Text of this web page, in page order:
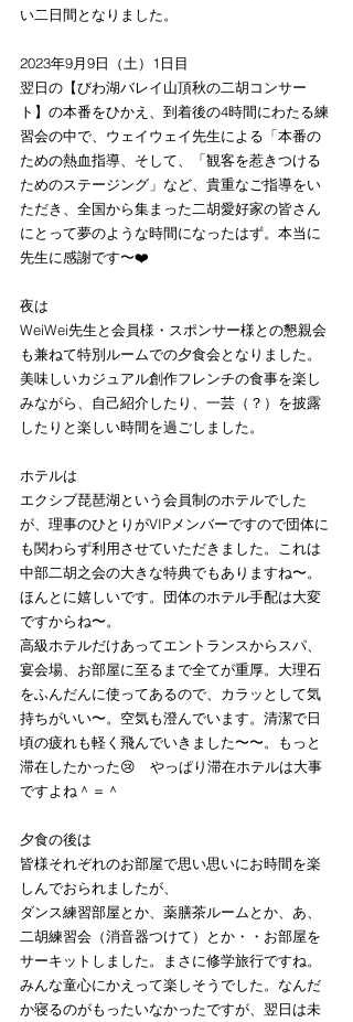
い二日間となりました。
2023年9月9日（土）1日目
翌日の【びわ湖バレイ山頂秋の二胡コンサー
ト】の本番をひかえ、到着後の4時間にわたる練
習会の中で、ウェイウェイ先生による「本番の
ための熱血指導、そして、「観客を惹きつける
ためのステージング」など、貴重なご指導をい
ただき、全国から集まった二胡愛好家の皆さん
にとって夢のような時間になったはず。本当に
先生に感謝です〜❤️
夜は
WeiWei先生と会員様・スポンサー様との懇親会
も兼ねて特別ルームでの夕食会となりました。
美味しいカジュアル創作フレンチの食事を楽し
みながら、自己紹介したり、一芸（？）を披露
したりと楽しい時間を過ごしました。
ホテルは
エクシブ琵琶湖という会員制のホテルでした
が、理事のひとりがVIPメンバーですので団体に
も関わらず利用させていただきました。これは
中部二胡之会の大きな特典でもありますね〜。
ほんとに嬉しいです。団体のホテル手配は大変
ですからね〜。
高級ホテルだけあってエントランスからスパ、
宴会場、お部屋に至るまで全てが重厚。大理石
をふんだんに使ってあるので、カラッとして気
持ちがいい〜。空気も澄んでいます。清潔で日
頃の疲れも軽く飛んでいきました〜〜。もっと
滞在したかった😢　やっぱり滞在ホテルは大事
ですよね＾＝＾
夕食の後は
皆様それぞれのお部屋で思い思いにお時間を楽
しんでおられましたが、
ダンス練習部屋とか、薬膳茶ルームとか、あ、
二胡練習会（消音器つけて）とか・・お部屋を
サーキットしました。まさに修学旅行ですね。
みんな童心にかえって楽しそうでした。なんだ
か寝るのがもったいなかったですが、翌日は未